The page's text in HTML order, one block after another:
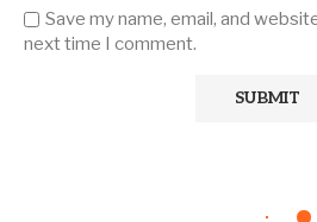
Save my name, email, and
next time I comment.